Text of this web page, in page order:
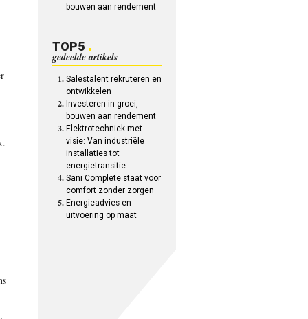
bouwen aan rendement
TOP5
gedeelde artikels
Salestalent rekruteren en
ontwikkelen
Investeren in groei,
bouwen aan rendement
Elektrotechniek met
visie: Van industriële
installaties tot
energietransitie
Sani Complete staat voor
comfort zonder zorgen
Energieadvies en
uitvoering op maat